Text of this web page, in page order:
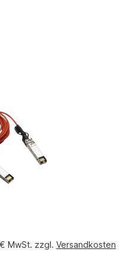
MwSt. zzgl. Versandkosten